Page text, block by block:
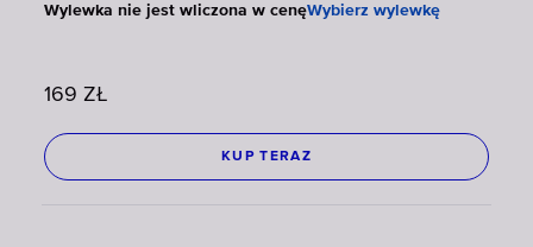
Wylewka nie jest wliczona w cenęWybierz wylewkę
169 ZŁ
KUP TERAZ